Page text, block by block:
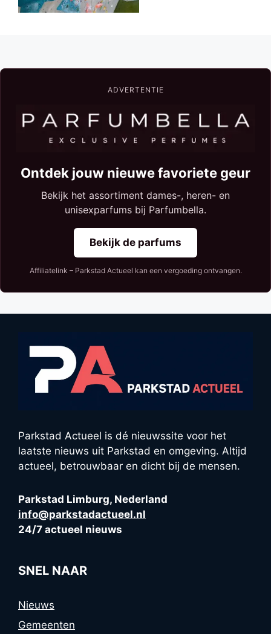
ADVERTENTIE
Ontdek jouw nieuwe favoriete geur
Bekijk het assortiment dames-, heren- en
unisexparfums bij Parfumbella.
Bekijk de parfums
Affiliatelink – Parkstad Actueel kan een vergoeding ontvangen.
Parkstad Actueel is dé nieuwssite voor het
laatste nieuws uit Parkstad en omgeving. Altijd
actueel, betrouwbaar en dicht bij de mensen.
Parkstad Limburg, Nederland
info@parkstadactueel.nl
24/7 actueel nieuws
SNEL NAAR
Nieuws
Gemeenten